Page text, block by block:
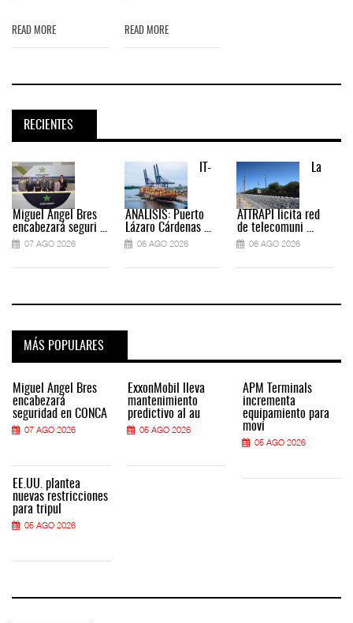
READ MORE READ MORE
RECIENTES
Miguel Ángel Bres
encabezará seguri ...
07 AGO 2026
IT-
ANÁLISIS: Puerto
Lázaro Cárdenas ...
06 AGO 2026
La
ATTRAPI licita red
de telecomuni ...
06 AGO 2026
MÁS POPULARES
Miguel Ángel Bres
encabezará
seguridad en CONCA
07 AGO 2026
EE.UU. plantea
nuevas restricciones
para tripul
05 AGO 2026
ExxonMobil lleva
mantenimiento
predictivo al au
05 AGO 2026
APM Terminals
incrementa
equipamiento para
movi
05 AGO 2026